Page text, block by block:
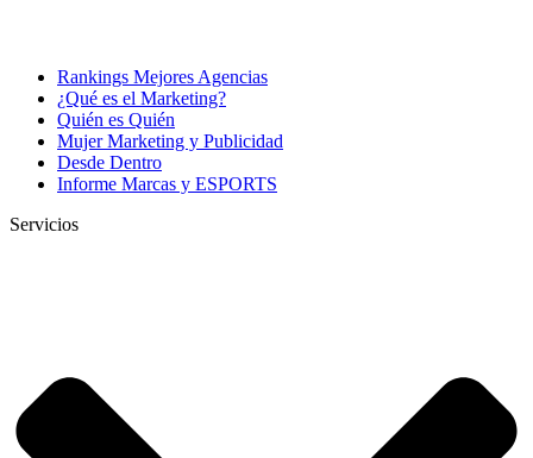
Rankings Mejores Agencias
¿Qué es el Marketing?
Quién es Quién
Mujer Marketing y Publicidad
Desde Dentro
Informe Marcas y ESPORTS
Servicios